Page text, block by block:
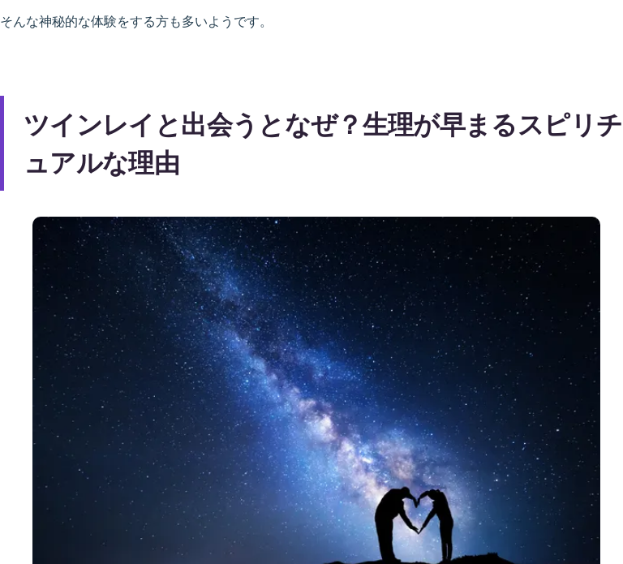
そんな神秘的な体験をする方も多いようです。
ツインレイと出会うとなぜ？生理が早まるスピリチ
ュアルな理由